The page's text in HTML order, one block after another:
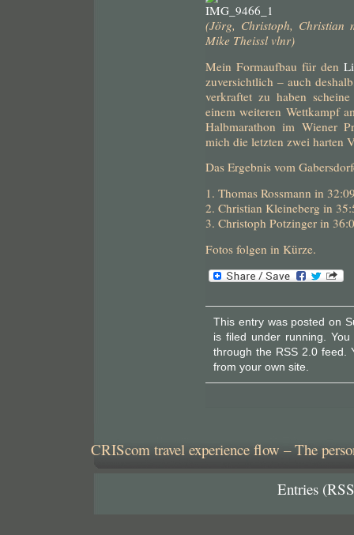
(Jörg, Christoph, Christian
Mike Theissl vlnr)
Mein Formaufbau für den
zuversichtlich – auch
verkraftet zu haben
einem weiteren Wettkampf
Halbmarathon im Wiener
mich die letzten zwei harten
Das Ergebnis vom
1. Thomas Rossmann in
2. Christian Kleineberg in
3. Christoph Potzinger in
Fotos folgen in Kürze.
This entry was posted on
is filed under running .
through the RSS 2.0 feed.
from your own site.
CRIScom travel experience flow – The
Entries